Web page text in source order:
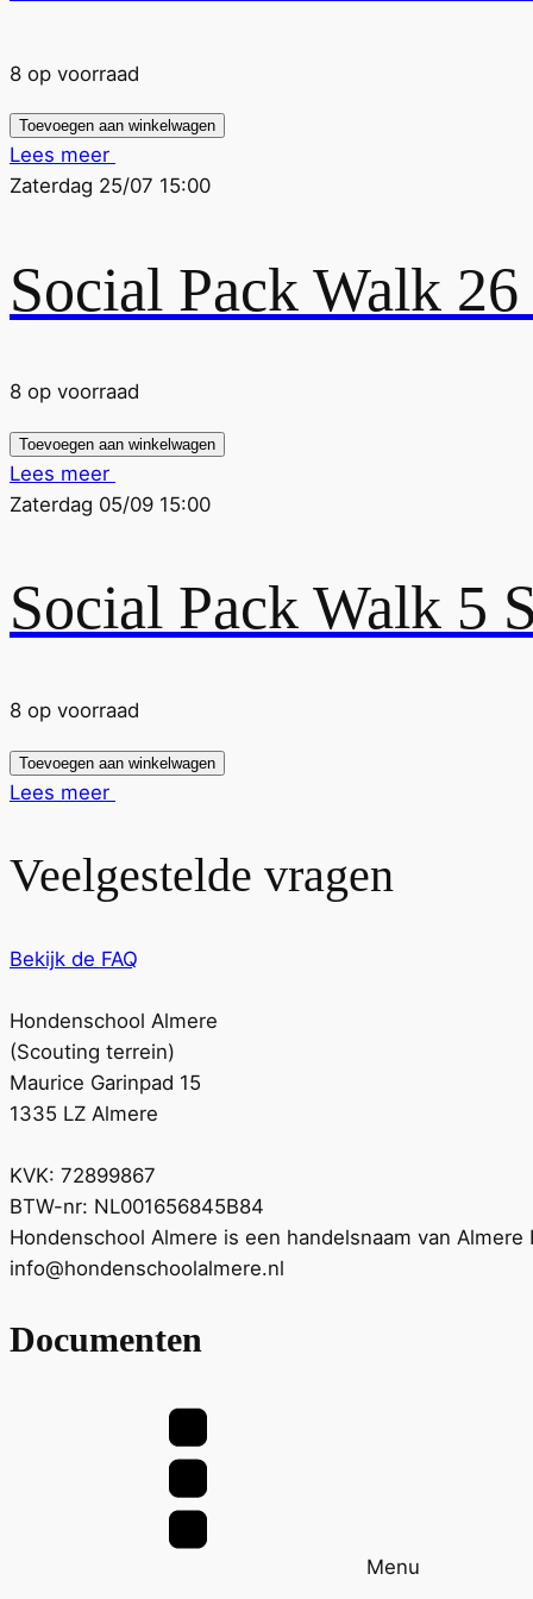
8 op voorraad
Toevoegen aan winkelwagen
Lees meer
Zaterdag 25/07 15:00
Social Pack Walk 26
8 op voorraad
Toevoegen aan winkelwagen
Lees meer
Zaterdag 05/09 15:00
Social Pack Walk 5
8 op voorraad
Toevoegen aan winkelwagen
Lees meer
Veelgestelde vragen
Bekijk de FAQ
Hondenschool Almere
(Scouting terrein)
Maurice Garinpad 15
1335 LZ Almere
KVK: 72899867
BTW-nr: NL001656845B84
Hondenschool Almere is een handelsnaam van Almere
info@hondenschoolalmere.nl
Documenten
Menu